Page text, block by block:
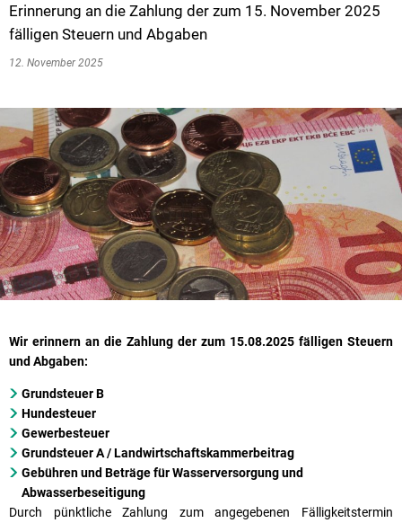
Erinnerung an die Zahlung der zum 15. November 2025
fälligen Steuern und Abgaben
12. November 2025
Wir erinnern an die Zahlung der zum 15.08.2025 fälligen Steuern
und Abgaben:
Grundsteuer B
Hundesteuer
Gewerbesteuer
Grundsteuer A / Landwirtschaftskammerbeitrag
Gebühren und Beträge für Wasserversorgung und
Abwasserbeseitigung
Durch pünktliche Zahlung zum angegebenen Fälligkeitstermin